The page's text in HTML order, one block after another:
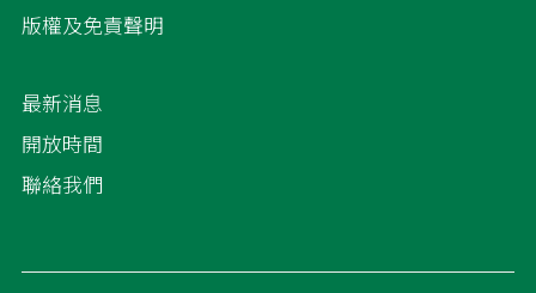
版權及免責聲明
最新消息
開放時間
聯絡我們